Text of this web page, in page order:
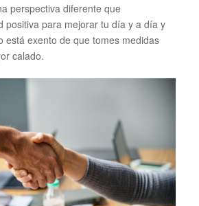
perspectiva diferente que
positiva para mejorar tu día y a día y
está exento de que tomes medidas
calado.